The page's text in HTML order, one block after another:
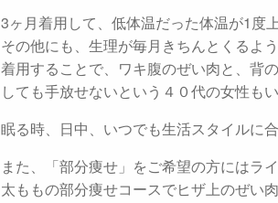
3ヶ月着用して、低体温だった体温が1度
その他にも、生理が毎月きちんとくるよ
着用することで、ワキ腹のぜい肉と、背
しても手放せないという４０代の女性もい
眠る時、日中、いつでも生活スタイルに
また、「部分痩せ」をご希望の方にはラ
太ももの部分痩せコースでヒザ上のぜい